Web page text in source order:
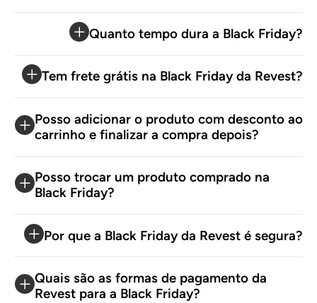
Quanto tempo dura a Black Friday?
Tem frete grátis na Black Friday da Revest?
Posso adicionar o produto com desconto ao
carrinho e finalizar a compra depois?
Posso trocar um produto comprado na
Black Friday?
Por que a Black Friday da Revest é segura?
Quais são as formas de pagamento da
Revest para a Black Friday?